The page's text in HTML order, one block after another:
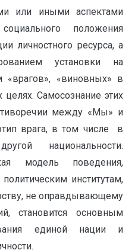
или иными аспектами
положения
личностного ресурса, а
установки на
«врагов», «виновных» в
Самосознание этих
между «Мы» и
врага, в том числе в
национальности.
модель поведения,
институтам,
не оправдывающему
становится основным
единой нации и